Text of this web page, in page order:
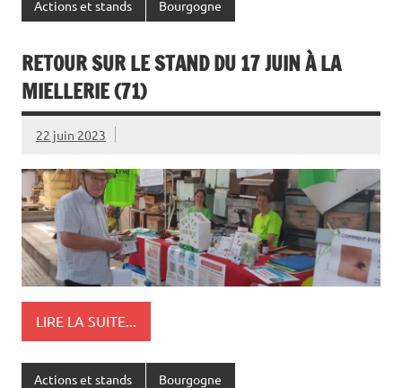
Actions et stands Bourgogne
RETOUR SUR LE STAND DU 17 JUIN À LA
MIELLERIE (71)
22 juin 2023
LIRE LA SUITE...
Actions et stands Bourgogne